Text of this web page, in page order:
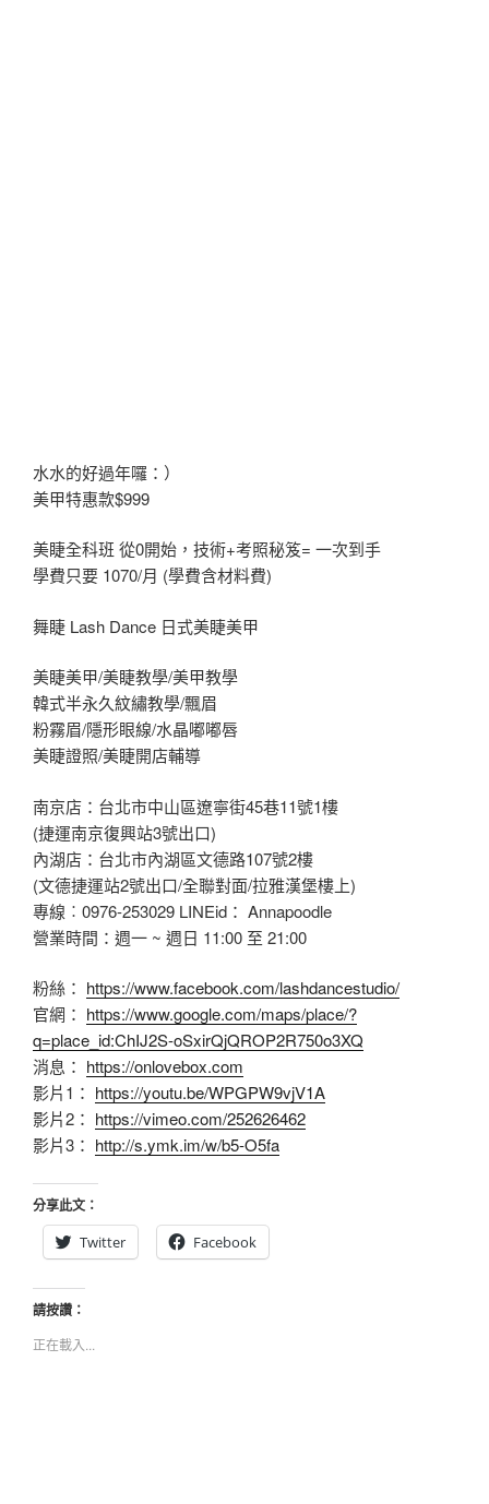
水水的好過年囉：）
美甲特惠款$999
美睫全科班 從0開始，技術+考照秘笈= 一次到手
學費只要 1070/月 (學費含材料費)
舞睫 Lash Dance 日式美睫美甲
美睫美甲/美睫教學/美甲教學
韓式半永久紋繡教學/飄眉
粉霧眉/隱形眼線/水晶嘟嘟唇
美睫證照/美睫開店輔導
南京店：台北市中山區遼寧街45巷11號1樓
(捷運南京復興站3號出口)
內湖店：台北市內湖區文德路107號2樓
(文德捷運站2號出口/全聯對面/拉雅漢堡樓上)
專線︰0976-253029 LINEid： Annapoodle
營業時間：週一 ~ 週日 11:00 至 21:00
粉絲： https://www.facebook.com/lashdancestudio/
官網： https://www.google.com/maps/place/?
q=place_id:ChIJ2S-oSxirQjQROP2R750o3XQ
消息： https://onlovebox.com
影片1： https://youtu.be/WPGPW9vjV1A
影片2： https://vimeo.com/252626462
影片3： http://s.ymk.im/w/b5-O5fa
分享此文：
Twitter
Facebook
請按讚：
正在載入...